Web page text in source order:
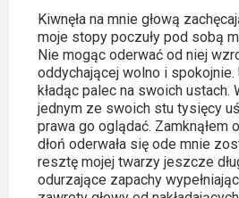
Filmy
oparte
na
faktach
Thrillery
Streaming
Kiwnęła na mnie głową
moje stopy poczuły pod sobą
Nie mogąc oderwać od niej
oddychającej wolno i spokojnie.
kładąc palec na swoich ustach.
jednym ze swoich stu tysięcy
prawa go oglądać. Zamknąłem
dłoń oderwała się ode mnie
resztę mojej twarzy jeszcze
odurzające zapachy